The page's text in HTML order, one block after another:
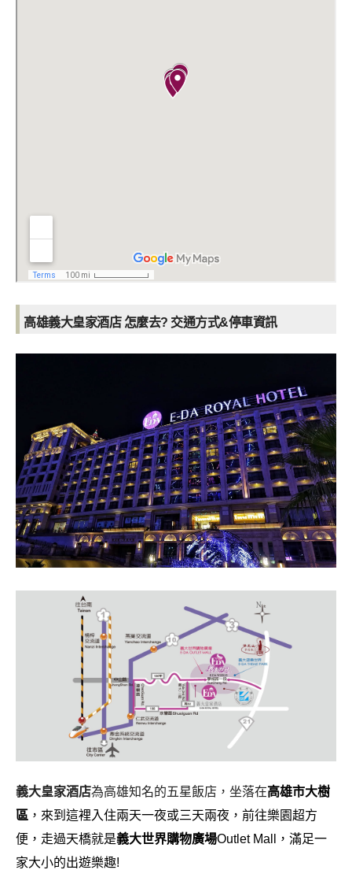
高雄義大皇家酒店 怎麼去? 交通方式&停車資訊
義大皇家酒店為高雄知名的五星飯店，坐落在高雄市大樹
區 ，來到這裡入住兩天一夜或三天兩夜，前往樂園超方
便，走過天橋就是義大世界購物廣場Outlet Mall，滿足一
家大小的出遊樂趣!